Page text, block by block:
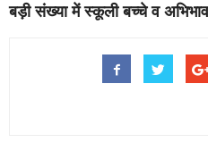
बड़ी संख्या में स्कूली बच्चे व